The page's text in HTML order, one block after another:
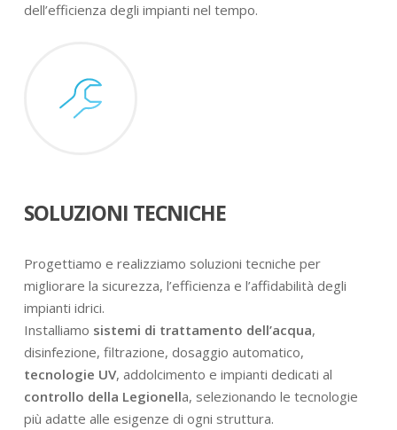
dell’efficienza degli impianti nel tempo.
SOLUZIONI TECNICHE
Progettiamo e realizziamo soluzioni tecniche per
migliorare la sicurezza, l’efficienza e l’affidabilità degli
impianti idrici.
Installiamo sistemi di trattamento dell’acqua,
disinfezione, filtrazione, dosaggio automatico,
tecnologie UV, addolcimento e impianti dedicati al
controllo della Legionella, selezionando le tecnologie
più adatte alle esigenze di ogni struttura.